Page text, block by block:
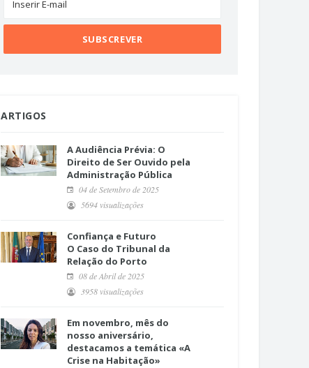
ARTIGOS
A Audiência Prévia: O
Direito de Ser Ouvido pela
Administração Pública
04 de Setembro de 2025
5694 visualizações
Confiança e Futuro
O Caso do Tribunal da
Relação do Porto
08 de Abril de 2025
3958 visualizações
Em novembro, mês do
nosso aniversário,
destacamos a temática «A
Crise na Habitação»